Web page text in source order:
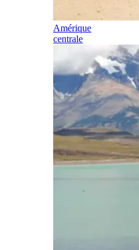
Amérique
centrale